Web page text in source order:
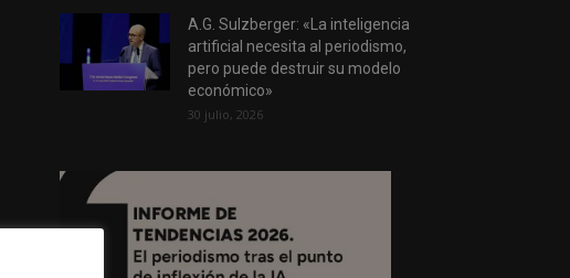
A.G. Sulzberger: «La inteligencia
artificial necesita al periodismo,
pero puede destruir su modelo
económico»
30 julio, 2026